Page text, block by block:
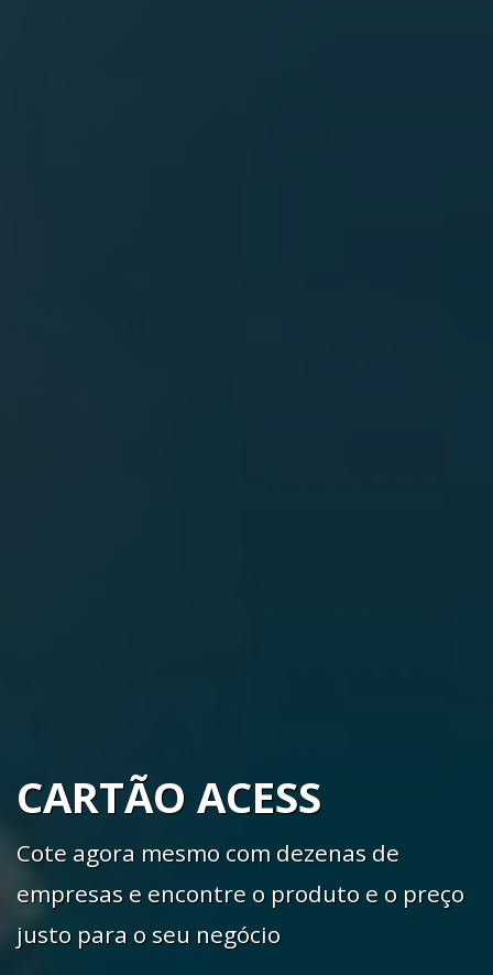
CARTÃO ACESS
Cote agora mesmo com dezenas de
empresas e encontre o produto e o preço
justo para o seu negócio